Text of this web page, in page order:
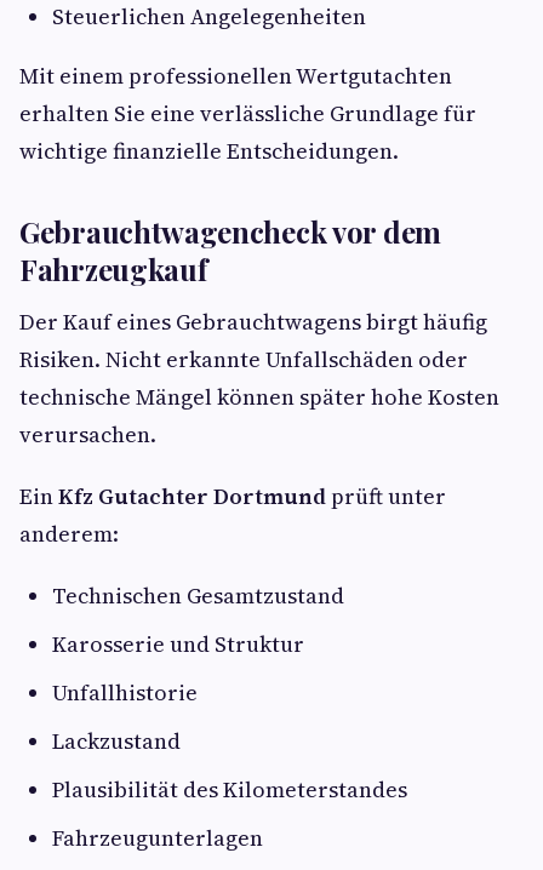
Steuerlichen Angelegenheiten
Mit einem professionellen Wertgutachten
erhalten Sie eine verlässliche Grundlage für
wichtige finanzielle Entscheidungen.
Gebrauchtwagencheck vor dem
Fahrzeugkauf
Der Kauf eines Gebrauchtwagens birgt häufig
Risiken. Nicht erkannte Unfallschäden oder
technische Mängel können später hohe Kosten
verursachen.
EinKfz Gutachter Dortmundprüft unter
anderem:
Technischen Gesamtzustand
Karosserie und Struktur
Unfallhistorie
Lackzustand
Plausibilität des Kilometerstandes
Fahrzeugunterlagen